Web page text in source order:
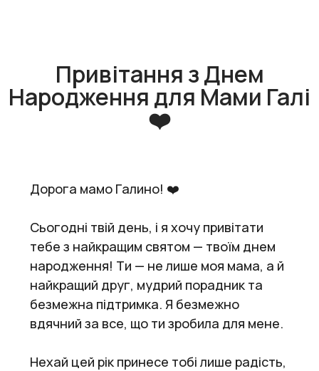
Привітання з Днем
Народження для Мами Галі
❤️
Дорога мамо Галино! ❤️
Сьогодні твій день, і я хочу привітати
тебе з найкращим святом — твоїм днем
народження! Ти — не лише моя мама, а й
найкращий друг, мудрий порадник та
безмежна підтримка. Я безмежно
вдячний за все, що ти зробила для мене.
Нехай цей рік принесе тобі лише радість,